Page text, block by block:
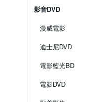
影音DVD
漫威電影
迪士尼DVD
電影藍光BD
電影DVD